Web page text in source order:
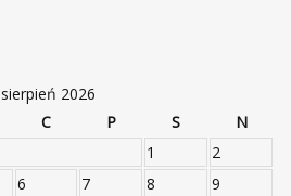
sierpień 2026
C P S
N
1
2
6 7 8
9